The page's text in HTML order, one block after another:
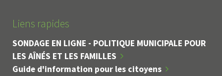
Liens rapides
SONDAGE EN LIGNE - POLITIQUE MUNICIPALE POUR
LES AÎNÉS ET LES FAMILLES
Guide d'information pour les citoyens